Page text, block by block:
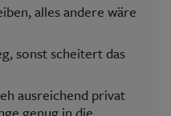
alles andere wäre
sonst scheitert das
ausreichend privat